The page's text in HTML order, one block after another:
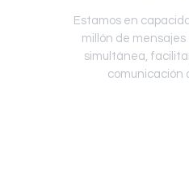
Estamos en
millón de
simultánea,
comunicación